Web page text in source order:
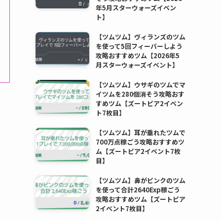
年5月スターウォーズイベン
ト】
【ツムツム】ヴィランズのツム
を使って5回フィーバーしよう
攻略おすすめツム【2026年5
月スターウォーズイベント】
【ツムツム】ウサギのツムでマ
イツムを280個消そう攻略おす
すめツム【ズートピア2イベン
ト7枚目】
【ツムツム】耳が垂れたツムで
700万点稼ごう攻略おすすめツ
ム【ズートピア2イベント7枚
目】
【ツムツム】鼻がピンクのツム
を使って合計2640Exp稼ごう
攻略おすすめツム【ズートピア
2イベント7枚目】